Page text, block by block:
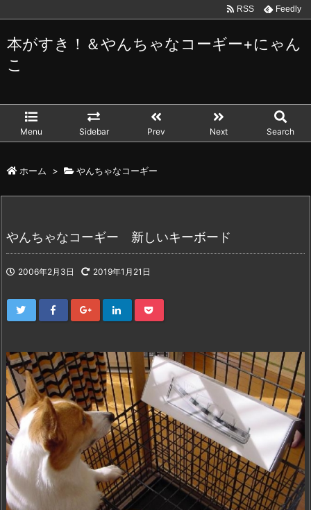
本がすき！＆やんちゃなコーギー+にゃん
こ
Menu Sidebar Prev Next Search
RSS Feedly
ホーム > やんちゃなコーギー
やんちゃなコーギー 新しいキーボード
2006年2月3日 2019年1月21日